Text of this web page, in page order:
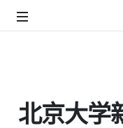
北京大学